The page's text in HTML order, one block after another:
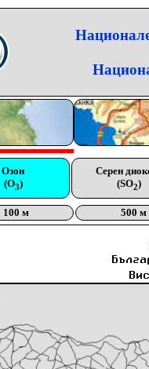
Озон
(O3)
Серен
(SO2)
100 м 500 м